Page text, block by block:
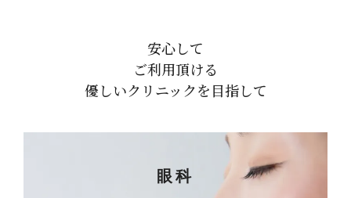
安心して
ご利用頂ける
優しいクリニックを目指して
眼科